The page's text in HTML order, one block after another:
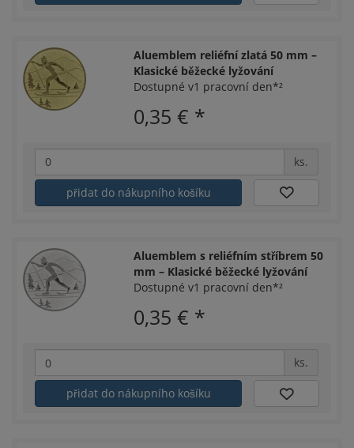
Aluemblem reliéfní zlatá 50 mm –
Klasické běžecké lyžování
Dostupné v1 pracovní den*²
0,35 € *
ks.
přidat do nákupního košíku
Aluemblem s reliéfním stříbrem 50
mm – Klasické běžecké lyžování
Dostupné v1 pracovní den*²
0,35 € *
ks.
přidat do nákupního košíku